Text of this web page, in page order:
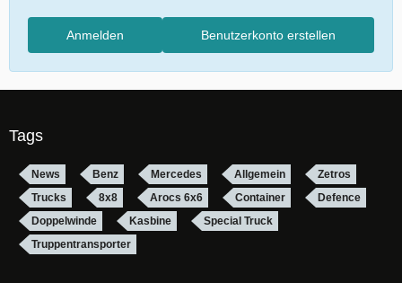
Benutzerkonto erstellen
Anmelden
Tags
News Benz Mercedes Allgemein
Zetros
Trucks
8x8 Arocs 6x6 Container
Defence
Doppelwinde
Kasbine
Special Truck
Truppentransporter